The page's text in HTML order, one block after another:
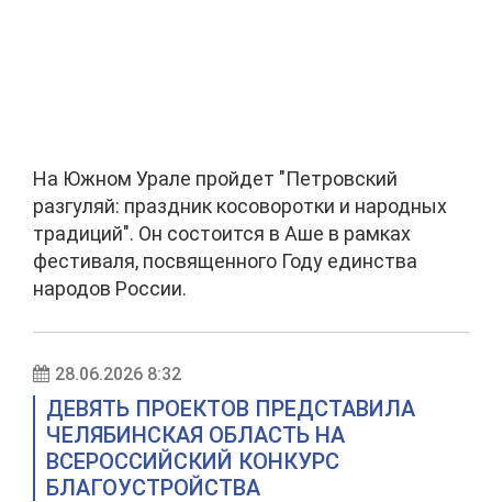
На Южном Урале пройдет "Петровский
разгуляй: праздник косоворотки и народных
традиций". Он состоится в Аше в рамках
фестиваля, посвященного Году единства
народов России.
28.06.2026 8:32
ДЕВЯТЬ ПРОЕКТОВ ПРЕДСТАВИЛА
ЧЕЛЯБИНСКАЯ ОБЛАСТЬ НА
ВСЕРОССИЙСКИЙ КОНКУРС
БЛАГОУСТРОЙСТВА